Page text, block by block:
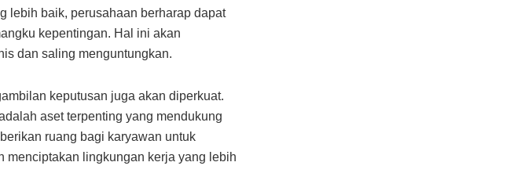
lebih baik, perusahaan berharap dapat
kepentingan. Hal ini akan
dan saling menguntungkan.
keputusan juga akan diperkuat.
aset terpenting yang mendukung
ruang bagi karyawan untuk
menciptakan lingkungan kerja yang lebih